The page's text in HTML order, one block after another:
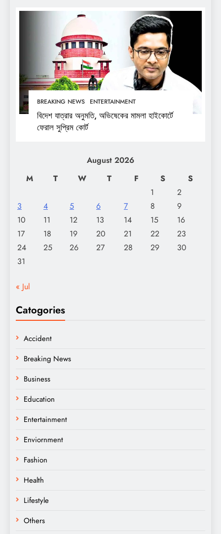
BREAKING NEWS ENTERTAINMENT
বিদেশ যাত্রার অনুমতি, অভিষেকের মামলা হাইকোর্টে
ফেরাল সুপ্রিম কোর্ট
August 2026
M
T W T F S
S
1
2
3
4 5 6 7 8
9
10
11 12 13 14 15
16
17
18 19 20 21 22
23
24
25 26 27 28 29
30
31
« Jul
Catogories
Accident
Breaking News
Business
Education
Entertainment
Enviornment
Fashion
Health
Lifestyle
Others